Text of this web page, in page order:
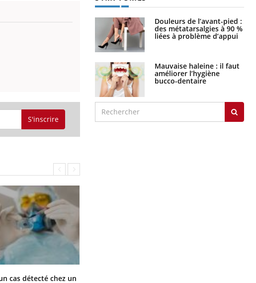
S'inscrire
cas détecté chez un
Douleurs de l’avant-pied :
des métatarsalgies à 90 %
liées à problème d’appui
Mauvaise haleine : il faut
améliorer l’hygiène
bucco-dentaire